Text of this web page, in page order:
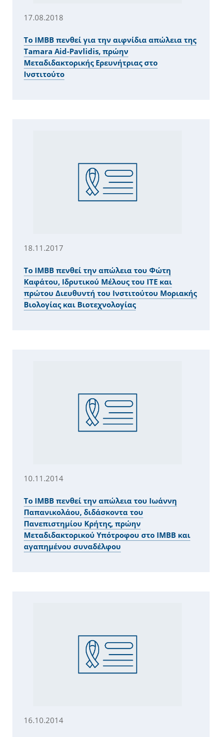
17.08.2018
Το ΙΜΒΒ πενθεί για την αιφνίδια απώλεια της
Tamara Aid-Pavlidis, πρώην
Μεταδιδακτορικής Ερευνήτριας στο
Ινστιτούτο
18.11.2017
Το IMBB πενθεί την απώλεια του Φώτη
Καφάτου, Ιδρυτικού Μέλους του ΙΤΕ και
πρώτου Διευθυντή του Ινστιτούτου Μοριακής
Βιολογίας και Βιοτεχνολογίας
10.11.2014
Το IMBB πενθεί την απώλεια του Ιωάννη
Παπανικολάου, διδάσκοντα του
Πανεπιστημίου Κρήτης, πρώην
Μεταδιδακτορικού Υπότροφου στο ΙΜΒΒ και
αγαπημένου συναδέλφου
16.10.2014